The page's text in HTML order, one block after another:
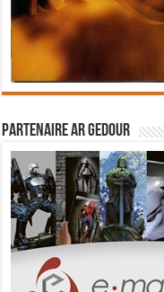
Partenaire Ar Gedour